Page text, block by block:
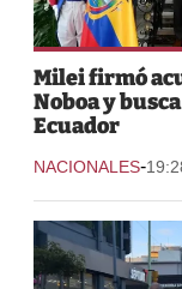
Milei firmó
Noboa y
Ecuador
NACIONALES-